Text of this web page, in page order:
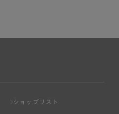
ショップリスト